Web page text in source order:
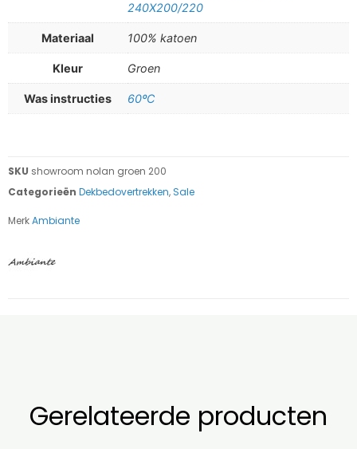
240X200/220
Materiaal 100% katoen
Kleur Groen
Was instructies 60ºC
SKU showroom nolan groen 200
Categorieën Dekbedovertrekken, Sale
MerkAmbiante
Gerelateerde producten